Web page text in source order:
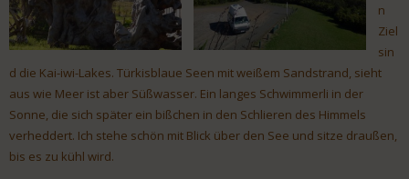
n
Ziel
sin
d die Kai-iwi-Lakes. Türkisblaue Seen mit weißem Sandstrand, sieht
aus wie Meer ist aber Süßwasser. Ein langes Schwimmerli in der
Sonne, die sich später ein bißchen in den Schlieren des Himmels
verheddert. Ich stehe schön mit Blick über den See und sitze draußen,
bis es zu kühl wird.